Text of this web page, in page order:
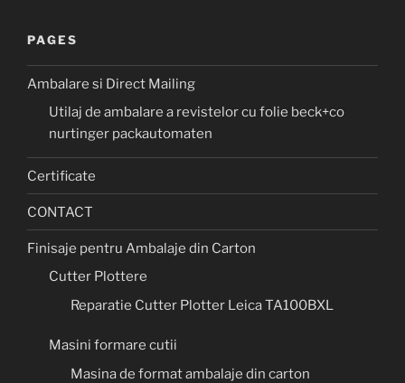
PAGES
Ambalare si Direct Mailing
Utilaj de ambalare a revistelor cu folie beck+co
nurtinger packautomaten
Certificate
CONTACT
Finisaje pentru Ambalaje din Carton
Cutter Plottere
Reparatie Cutter Plotter Leica TA100BXL
Masini formare cutii
Masina de format ambalaje din carton